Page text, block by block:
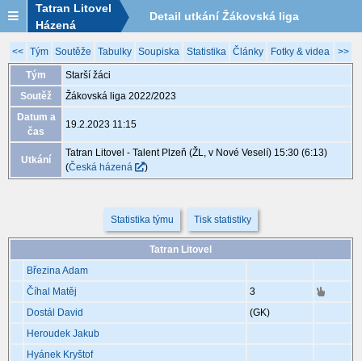
Tatran Litovel
Házená
Detail utkání Žákovská liga
2022/2023, XGB144, 19.2. 11:15
<< Tým Soutěže Tabulky Soupiska Statistika Články Fotky & videa >>
Tým
Starší žáci
Soutěž
Žákovská liga 2022/2023
Datum a
čas
19.2.2023 11:15
Utkání
Tatran Litovel - Talent Plzeň (ŽL, v Nové Veselí) 15:30 (6:13)
(Česká házená )
Statistika týmu Tisk statistiky
Tatran Litovel
Březina Adam
Číhal Matěj
3
Dostál David
(GK)
Heroudek Jakub
Hyánek Kryštof